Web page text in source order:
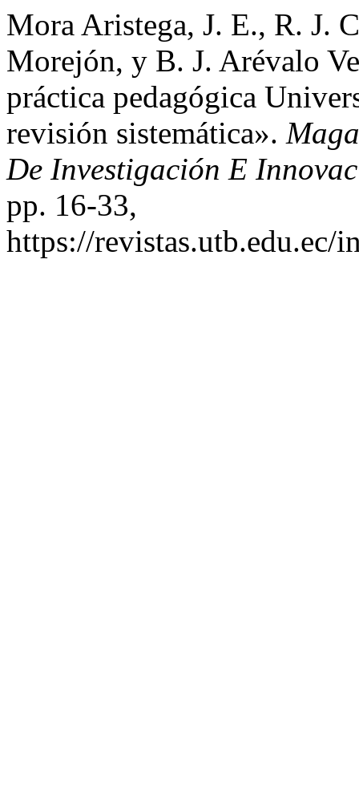
Mora Aristega, J. E., R. J.
Morejón, y B. J. Arévalo
práctica pedagógica
revisión sistemática».
De Investigación E
pp. 16-33,
https://revistas.utb.edu.ec/